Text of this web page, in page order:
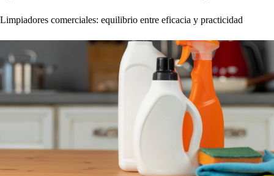
Limpiadores comerciales: equilibrio entre eficacia y practicidad